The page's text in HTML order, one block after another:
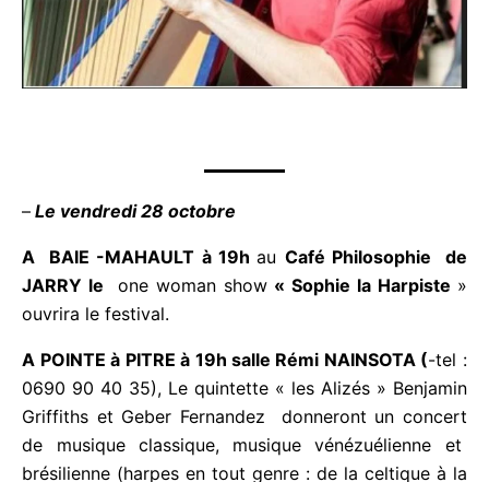
one woman show « Sophie la Harpiste
ouvrira le festival.
tel : 0690 90 40 35), Le quintette « les Alizés »
Benjamin Griffiths et Geber Fernandez donneront
un concert de musique classique, musique
vénézuélienne et brésilienne (harpes en tout